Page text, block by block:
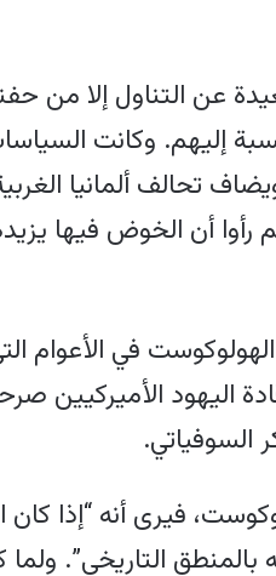
عن التناول إلا من
إليهم. وكانت
تحالف ألمانيا
أن الخوض فيها
في الأعوام
اليهود
السوفياتي.
فيرى أنه “إذا
التاريخي”.